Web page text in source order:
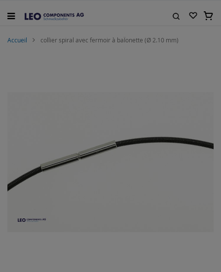
au
Mon
Accueil collier spiral avec fermoir à baÏonette (Ø 2.10 mm)